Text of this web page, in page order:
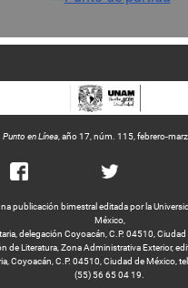
Punto en Línea , año 17, núm. 115, febrero-
publicación bimestral editada por la
México,
delegación Coyoacán, C.P. 04510, Ciudad
de Literatura, Zona Administrativa Exterior,
Coyoacán, C.P. 04510, Ciudad de México,
(55) 56 65 04 19.